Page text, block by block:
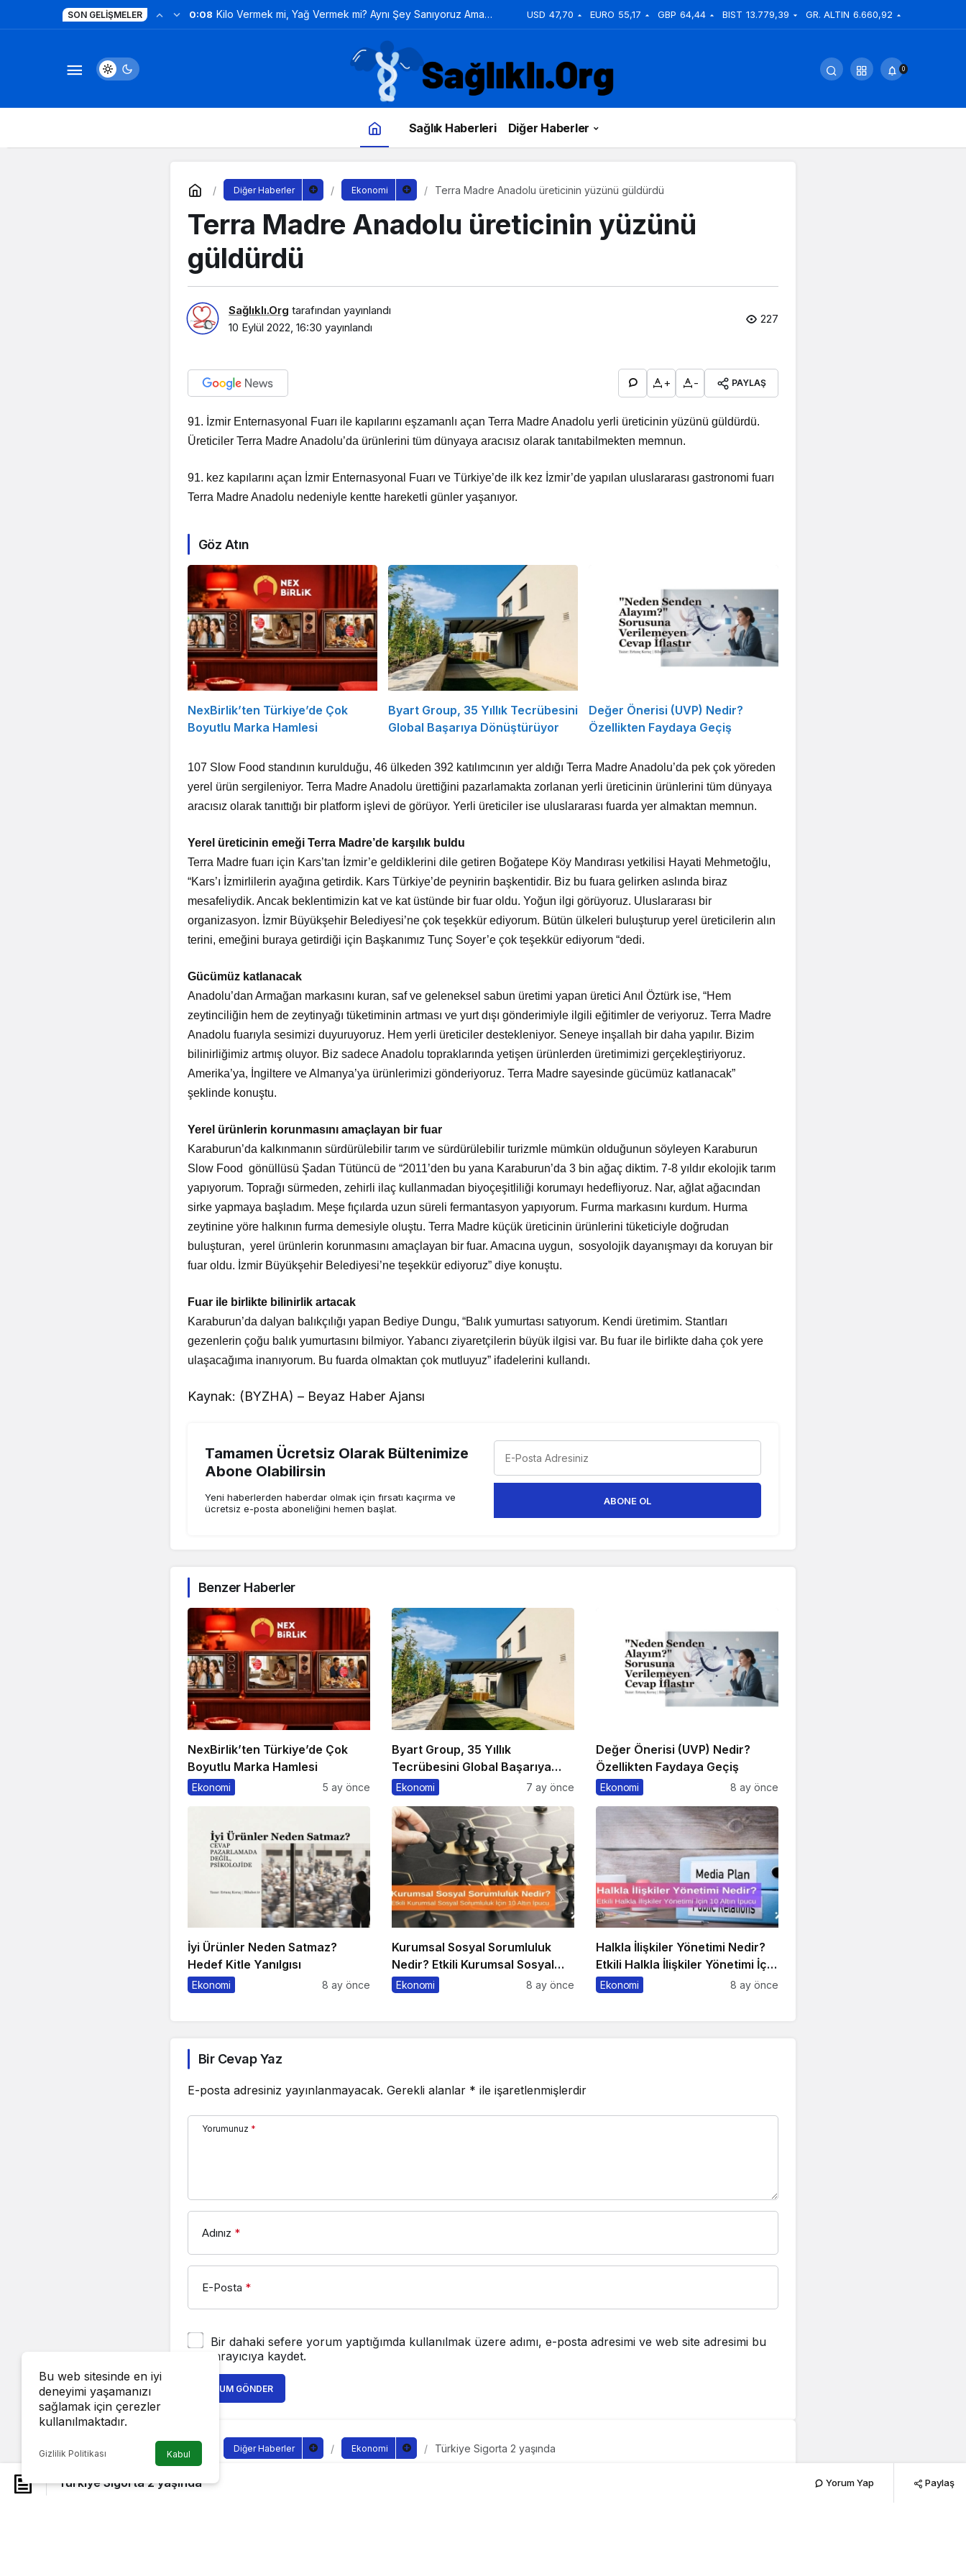
SON GELIŞMELER 0:08 Kilo Vermek mi, Yağ Vermek mi? Aynı Şey Sanıyoruz Ama USD 47,70 EURO 55,17 GBP 64,44 BIST 13.779,39 GR. ALTIN 6.660,92
0
Sağlık Haberleri Diğer Haberler
Diğer Haberler Ekonomi Terra Madre Anadolu üreticinin yüzünü güldürdü
Terra Madre Anadolu üreticinin yüzünü
güldürdü
Sağlıklı.Org tarafından yayınlandı
10 Eylül 2022, 16:30 yayınlandı
227
+ - PAYLAŞ
91. İzmir Enternasyonal Fuarı ile kapılarını eşzamanlı açan Terra Madre Anadolu yerli üreticinin yüzünü güldürdü.
Üreticiler Terra Madre Anadolu’da ürünlerini tüm dünyaya aracısız olarak tanıtabilmekten memnun.
91. kez kapılarını açan İzmir Enternasyonal Fuarı ve Türkiye’de ilk kez İzmir’de yapılan uluslararası gastronomi fuarı
Terra Madre Anadolu nedeniyle kentte hareketli günler yaşanıyor.
Göz Atın
NexBirlik’ten Türkiye’de Çok
Boyutlu Marka Hamlesi
Byart Group, 35 Yıllık Tecrübesini
Global Başarıya Dönüştürüyor
Değer Önerisi (UVP) Nedir?
Özellikten Faydaya Geçiş
107 Slow Food standının kurulduğu, 46 ülkeden 392 katılımcının yer aldığı Terra Madre Anadolu’da pek çok yöreden
yerel ürün sergileniyor. Terra Madre Anadolu ürettiğini pazarlamakta zorlanan yerli üreticinin ürünlerini tüm dünyaya
aracısız olarak tanıttığı bir platform işlevi de görüyor. Yerli üreticiler ise uluslararası fuarda yer almaktan memnun.
Yerel üreticinin emeği Terra Madre’de karşılık buldu
Terra Madre fuarı için Kars’tan İzmir’e geldiklerini dile getiren Boğatepe Köy Mandırası yetkilisi Hayati Mehmetoğlu,
“Kars’ı İzmirlilerin ayağına getirdik. Kars Türkiye’de peynirin başkentidir. Biz bu fuara gelirken aslında biraz
mesafeliydik. Ancak beklentimizin kat ve kat üstünde bir fuar oldu. Yoğun ilgi görüyoruz. Uluslararası bir
organizasyon. İzmir Büyükşehir Belediyesi’ne çok teşekkür ediyorum. Bütün ülkeleri buluşturup yerel üreticilerin alın
terini, emeğini buraya getirdiği için Başkanımız Tunç Soyer’e çok teşekkür ediyorum “dedi.
Gücümüz katlanacak
Anadolu’dan Armağan markasını kuran, saf ve geleneksel sabun üretimi yapan üretici Anıl Öztürk ise, “Hem
zeytinciliğin hem de zeytinyağı tüketiminin artması ve yurt dışı gönderimiyle ilgili eğitimler de veriyoruz. Terra Madre
Anadolu fuarıyla sesimizi duyuruyoruz. Hem yerli üreticiler destekleniyor. Seneye inşallah bir daha yapılır. Bizim
bilinirliğimiz artmış oluyor. Biz sadece Anadolu topraklarında yetişen ürünlerden üretimimizi gerçekleştiriyoruz.
Amerika’ya, İngiltere ve Almanya’ya ürünlerimizi gönderiyoruz. Terra Madre sayesinde gücümüz katlanacak”
şeklinde konuştu.
Yerel ürünlerin korunmasını amaçlayan bir fuar
Karaburun’da kalkınmanın sürdürülebilir tarım ve sürdürülebilir turizmle mümkün olduğunun söyleyen Karaburun
Slow Food gönüllüsü Şadan Tütüncü de “2011’den bu yana Karaburun’da 3 bin ağaç diktim. 7-8 yıldır ekolojik tarım
yapıyorum. Toprağı sürmeden, zehirli ilaç kullanmadan biyoçeşitliliği korumayı hedefliyoruz. Nar, ağlat ağacından
sirke yapmaya başladım. Meşe fıçılarda uzun süreli fermantasyon yapıyorum. Furma markasını kurdum. Hurma
zeytinine yöre halkının furma demesiyle oluştu. Terra Madre küçük üreticinin ürünlerini tüketiciyle doğrudan
buluşturan, yerel ürünlerin korunmasını amaçlayan bir fuar. Amacına uygun, sosyolojik dayanışmayı da koruyan bir
fuar oldu. İzmir Büyükşehir Belediyesi’ne teşekkür ediyoruz” diye konuştu.
Fuar ile birlikte bilinirlik artacak
Karaburun’da dalyan balıkçılığı yapan Bediye Dungu, “Balık yumurtası satıyorum. Kendi üretimim. Stantları
gezenlerin çoğu balık yumurtasını bilmiyor. Yabancı ziyaretçilerin büyük ilgisi var. Bu fuar ile birlikte daha çok yere
ulaşacağıma inanıyorum. Bu fuarda olmaktan çok mutluyuz” ifadelerini kullandı.
Kaynak: (BYZHA) – Beyaz Haber Ajansı
Tamamen Ücretsiz Olarak Bültenimize
Abone Olabilirsin
Yeni haberlerden haberdar olmak için fırsatı kaçırma ve
ücretsiz e-posta aboneliğini hemen başlat.
ABONE OL
Benzer Haberler
NexBirlik’ten Türkiye’de Çok
Boyutlu Marka Hamlesi
Ekonomi 5 ay önce
Byart Group, 35 Yıllık
Tecrübesini Global Başarıya
Dönüştürüyor
Ekonomi 7 ay önce
Değer Önerisi (UVP) Nedir?
Özellikten Faydaya Geçiş
Ekonomi 8 ay önce
İyi Ürünler Neden Satmaz?
Hedef Kitle Yanılgısı
Ekonomi 8 ay önce
Kurumsal Sosyal Sorumluluk
Nedir? Etkili Kurumsal Sosyal
Sorumluluk İçin 10 Altın Öneri
Ekonomi 8 ay önce
Halkla İlişkiler Yönetimi Nedir?
Etkili Halkla İlişkiler Yönetimi İçin
10 Altın İpucu
Ekonomi 8 ay önce
Bir Cevap Yaz
E-posta adresiniz yayınlanmayacak. Gerekli alanlar * ile işaretlenmişlerdir
Yorumunuz *
Adınız *
E-Posta *
Bir dahaki sefere yorum yaptığımda kullanılmak üzere adımı, e-posta adresimi ve web site adresimi bu
tarayıcıya kaydet.
YORUM GÖNDER
Diğer Haberler Ekonomi Türkiye Sigorta 2 yaşında
Türkiye Sigorta 2 yaşında
Türkiye Sigorta 2 yaşında Yorum Yap Paylaş
Bu web sitesinde en iyi
deneyimi yaşamanızı
sağlamak için çerezler
kullanılmaktadır.
Gizlilik Politikası Kabul